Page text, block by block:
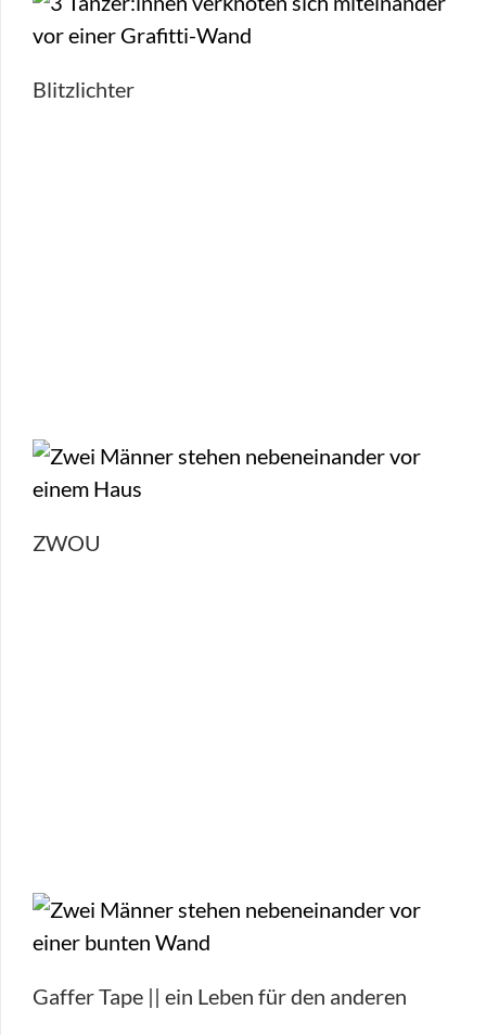
Blitzlichter
ZWOU
Gaffer Tape || ein Leben für den anderen